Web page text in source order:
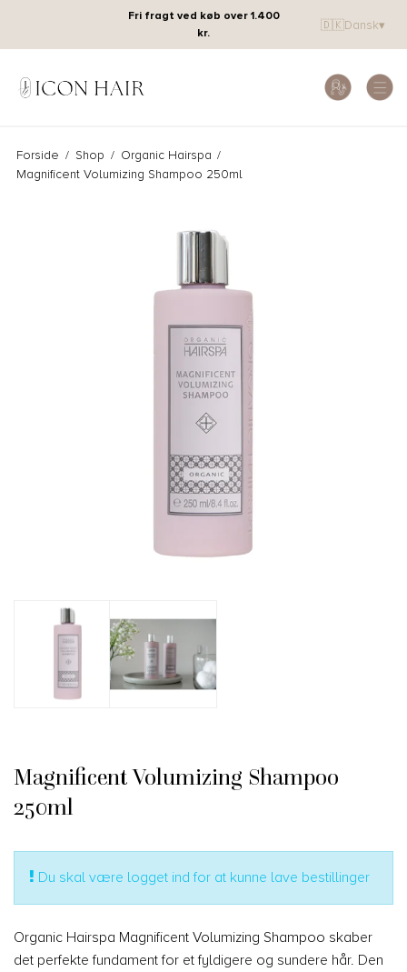
🇩🇰Dansk▾
Fri fragt ved køb over 1.400
kr.
Forside / Shop / Organic Hairspa /
Magnificent Volumizing Shampoo 250ml
Magnificent Volumizing Shampoo
250ml
Du skal være logget ind for at kunne lave bestillinger
Organic Hairspa Magnificent Volumizing Shampoo skaber
det perfekte fundament for et fyldigere og sundere hår. Den